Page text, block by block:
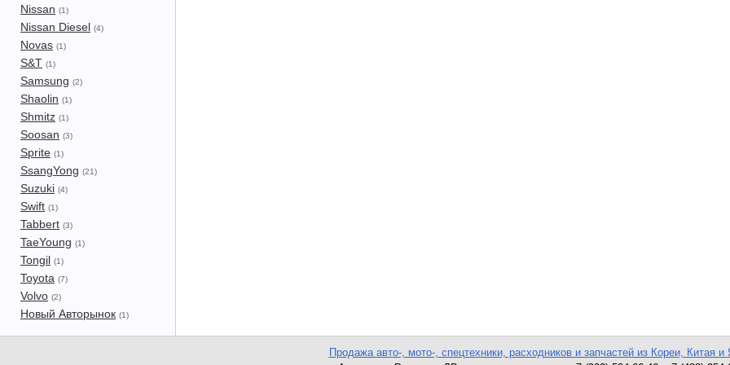
Nissan (1)
Nissan Diesel (4)
Novas (1)
S&T (1)
Samsung (2)
Shaolin (1)
Shmitz (1)
Soosan (3)
Sprite (1)
SsangYong (21)
Suzuki (4)
Swift (1)
Tabbert (3)
TaeYoung (1)
Tongil (1)
Toyota (7)
Volvo (2)
Новый Авторынок (1)
Продажа авто-, мото-, спецтехники, расходников и запчастей из Кореи, Китая и